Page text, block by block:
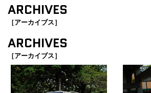
ARCHIVES
［アーカイブス］
ARCHIVES
［アーカイブス］